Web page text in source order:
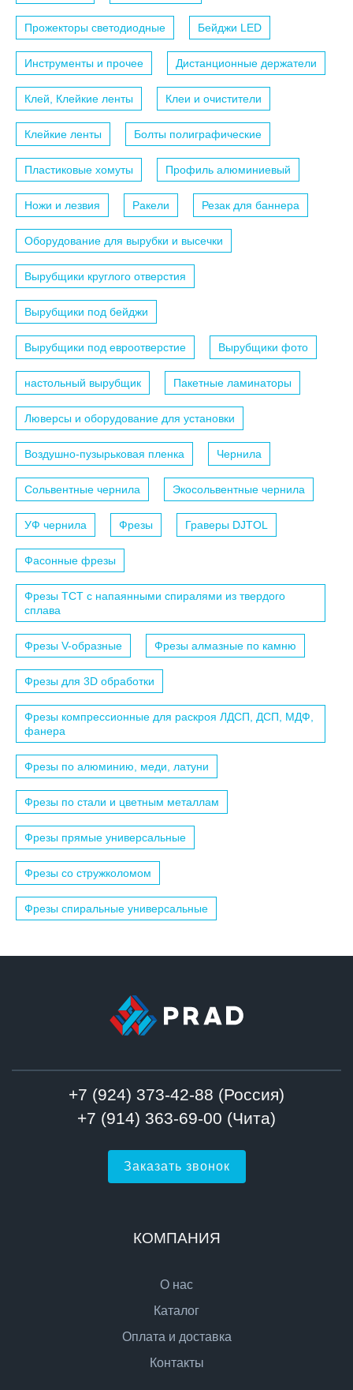
Прожекторы светодиодные Бейджи LED
Инструменты и прочее Дистанционные держатели
Клей, Клейкие ленты Клеи и очистители
Клейкие ленты Болты полиграфические
Пластиковые хомуты Профиль алюминиевый
Ножи и лезвия Ракели Резак для баннера
Оборудование для вырубки и высечки
Вырубщики круглого отверстия
Вырубщики под бейджи
Вырубщики под евроотверстие Вырубщики фото
настольный вырубщик Пакетные ламинаторы
Люверсы и оборудование для установки
Воздушно-пузырьковая пленка Чернила
Сольвентные чернила Экосольвентные чернила
УФ чернила Фрезы Граверы DJTOL
Фасонные фрезы
Фрезы TCT с напаянными спиралями из твердого
сплава
Фрезы V-образные Фрезы алмазные по камню
Фрезы для 3D обработки
Фрезы компрессионные для раскроя ЛДСП, ДСП, МДФ,
фанера
Фрезы по алюминию, меди, латуни
Фрезы по стали и цветным металлам
Фрезы прямые универсальные
Фрезы со стружколомом
Фрезы спиральные универсальные
+7 (924) 373-42-88 (Россия)
+7 (914) 363-69-00 (Чита)
Заказать звонок
КОМПАНИЯ
О нас
Каталог
Оплата и доставка
Контакты